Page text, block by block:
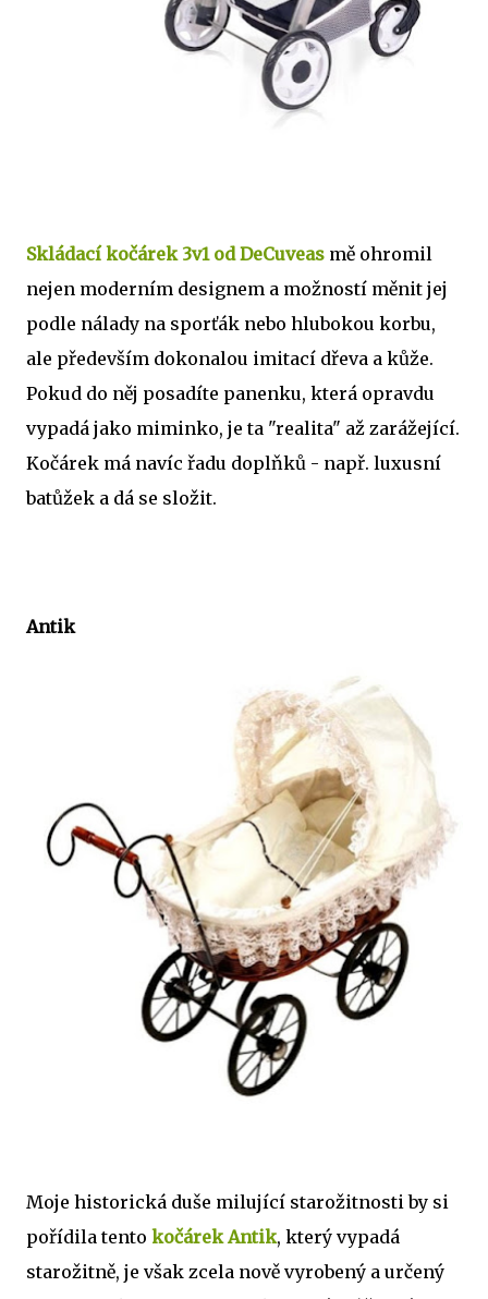
Skládací kočárek 3v1 od DeCuveas mě ohromil
nejen moderním designem a možností měnit jej
podle nálady na sporťák nebo hlubokou korbu,
ale především dokonalou imitací dřeva a kůže.
Pokud do něj posadíte panenku, která opravdu
vypadá jako miminko, je ta "realita" až zarážející.
Kočárek má navíc řadu doplňků - např. luxusní
batůžek a dá se složit.
Antik
Moje historická duše milující starožitnosti by si
pořídila tento kočárek Antik, který vypadá
starožitně, je však zcela nově vyrobený a určený